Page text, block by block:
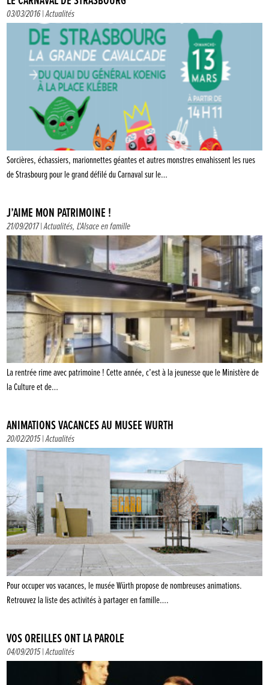
03/03/2016 |Actualités
Sorcières, échassiers, marionnettes géantes et autres monstres envahissent les rues
de Strasbourg pour le grand défilé du Carnaval sur le…
J’AIME MON PATRIMOINE !
21/09/2017 |Actualités,L'Alsace en famille
La rentrée rime avec patrimoine ! Cette année, c’est à la jeunesse que le Ministère de
la Culture et de…
ANIMATIONS VACANCES AU MUSÉE WÜRTH
20/02/2015 |Actualités
Pour occuper vos vacances, le musée Würth propose de nombreuses animations.
Retrouvez la liste des activités à partager en famille….
VOS OREILLES ONT LA PAROLE
04/09/2015 |Actualités